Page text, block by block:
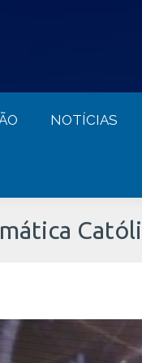
NOTÍCIAS